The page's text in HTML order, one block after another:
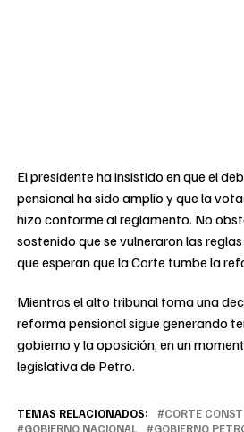
El presidente ha insistido en que el
pensional ha sido amplio y que la
hizo conforme al reglamento. No
sostenido que se vulneraron las
que esperan que la Corte tumbe la
Mientras el alto tribunal toma una
reforma pensional sigue generando
gobierno y la oposición, en un
legislativa de Petro.
TEMAS RELACIONADOS:
CORTE
GOBIERNO NACIONAL
GOBIERNO